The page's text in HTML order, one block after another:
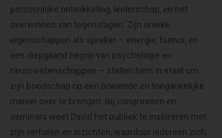
persoonlijke ontwikkeling, leiderschap, en het
overwinnen van tegenslagen. Zijn unieke
eigenschappen als spreker – energie, humor, en
een diepgaand begrip van psychologie en
neurowetenschappen – stellen hem in staat om
zijn boodschap op een boeiende en toegankelijke
manier over te brengen. Bij congressen en
seminars weet David het publiek te inspireren met
zijn verhalen en inzichten, waardoor iedereen zich